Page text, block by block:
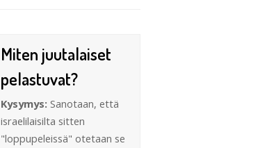
Miten juutalaiset
pelastuvat?
Kysymys: Sanotaan, että
israelilaisilta sitten
"loppupeleissä" otetaan se